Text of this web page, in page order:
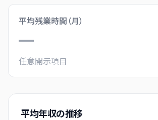
平均残業時間（月）
—
任意開示項目
平均年収の推移